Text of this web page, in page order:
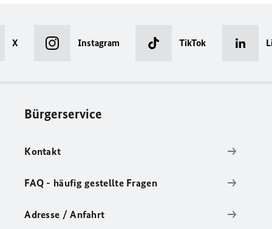
X Instagram TikTok
Bürgerservice
Kontakt
FAQ - häufig gestellte Fragen
Adresse / Anfahrt